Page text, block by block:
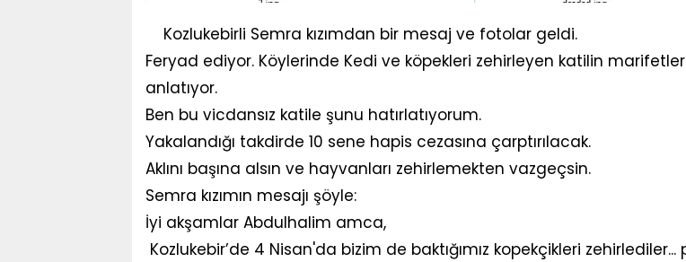
Kozlukebirli Semra kızımdan bir mesaj ve fotolar geldi.
Feryad ediyor. Köylerinde Kedi ve köpekleri zehirleyen katilin
anlatıyor.
Ben bu vicdansız katile şunu hatırlatıyorum.
Yakalandığı takdirde 10 sene hapis cezasına çarptırılacak.
Aklını başına alsın ve hayvanları zehirlemekten vazgeçsin.
Semra kızımın mesajı şöyle:
İyi akşamlar Abdulhalim amca,
Kozlukebir’de 4 Nisan'da bizim de baktığımız kopekçikleri zehirlediler...